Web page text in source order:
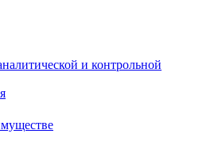
и контрольной